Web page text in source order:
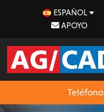
ESPAÑOL
APOYO
Teléfono